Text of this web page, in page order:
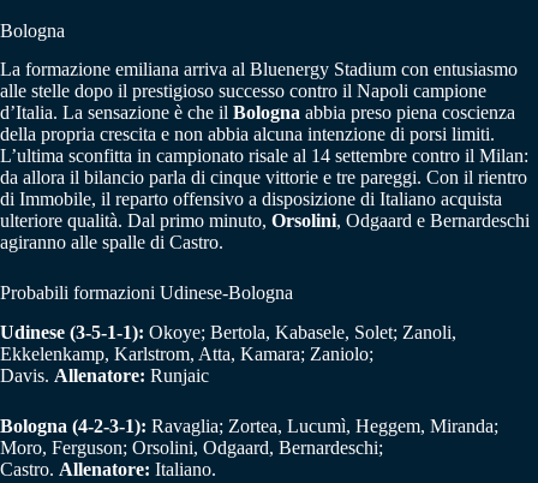
Bologna
La formazione emiliana arriva al Bluenergy Stadium con entusiasmo
alle stelle dopo il prestigioso successo contro il Napoli campione
d’Italia. La sensazione è che il Bologna abbia preso piena coscienza
della propria crescita e non abbia alcuna intenzione di porsi limiti.
L’ultima sconfitta in campionato risale al 14 settembre contro il Milan:
da allora il bilancio parla di cinque vittorie e tre pareggi. Con il rientro
di Immobile, il reparto offensivo a disposizione di Italiano acquista
ulteriore qualità. Dal primo minuto, Orsolini, Odgaard e Bernardeschi
agiranno alle spalle di Castro.
Probabili formazioni Udinese-Bologna
Udinese (3-5-1-1): Okoye; Bertola, Kabasele, Solet; Zanoli,
Ekkelenkamp, Karlstrom, Atta, Kamara; Zaniolo;
Davis. Allenatore: Runjaic
Bologna (4-2-3-1): Ravaglia; Zortea, Lucumì, Heggem, Miranda;
Moro, Ferguson; Orsolini, Odgaard, Bernardeschi;
Castro. Allenatore: Italiano.